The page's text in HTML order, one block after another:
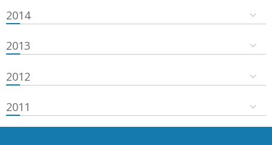
2014
2013
2012
2011